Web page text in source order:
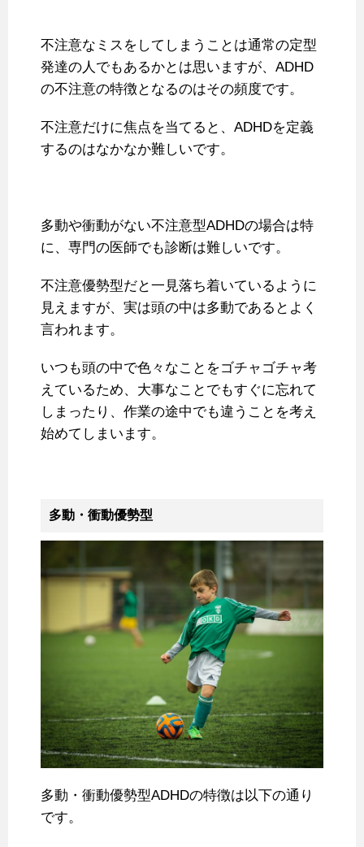
不注意なミスをしてしまうことは通常の定型
発達の人でもあるかとは思いますが、ADHD
の不注意の特徴となるのはその頻度です。
不注意だけに焦点を当てると、ADHDを定義
するのはなかなか難しいです。
多動や衝動がない不注意型ADHDの場合は特
に、専門の医師でも診断は難しいです。
不注意優勢型だと一見落ち着いているように
見えますが、実は頭の中は多動であるとよく
言われます。
いつも頭の中で色々なことをゴチャゴチャ考
えているため、大事なことでもすぐに忘れて
しまったり、作業の途中でも違うことを考え
始めてしまいます。
多動・衝動優勢型
多動・衝動優勢型ADHDの特徴は以下の通り
です。